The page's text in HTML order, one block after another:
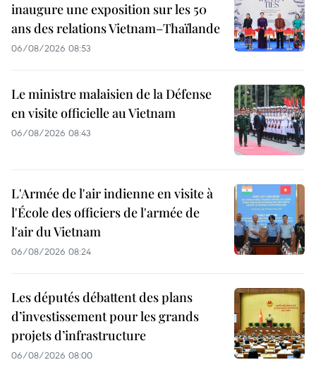
inaugure une exposition sur les 50
ans des relations Vietnam–Thaïlande
06/08/2026 08:53
Le ministre malaisien de la Défense
en visite officielle au Vietnam
06/08/2026 08:43
L'Armée de l'air indienne en visite à
l'École des officiers de l'armée de
l'air du Vietnam
06/08/2026 08:24
Les députés débattent des plans
d’investissement pour les grands
projets d’infrastructure
06/08/2026 08:00